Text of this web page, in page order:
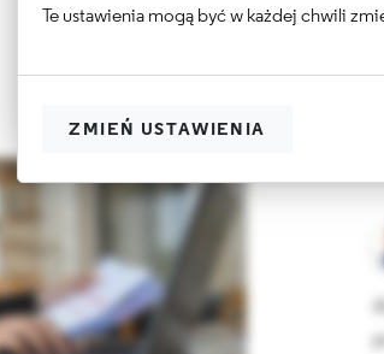
Te ustawienia mogą być w każdej chwili
ZMIEŃ USTAWIENIA